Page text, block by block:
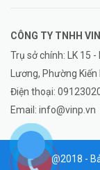
CÔNG TY TNHH
Trụ sở chính: LK 15
Lương, Phường
Điện thoại:
Email: info@vinp.vn
@2018 -